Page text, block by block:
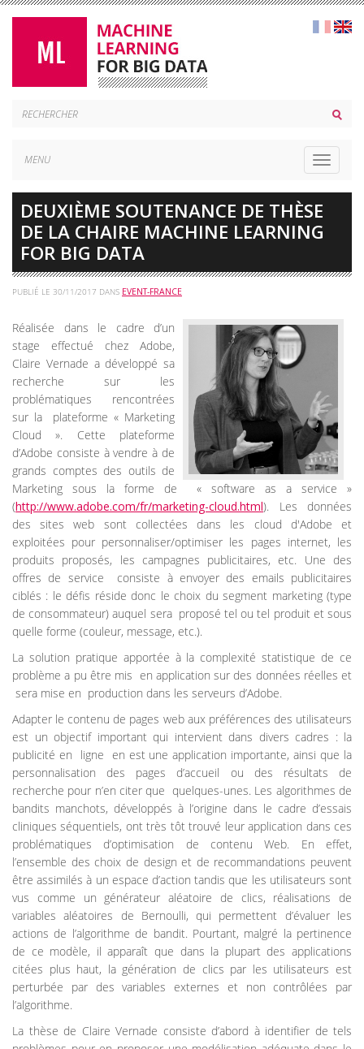
Toggle
MENU
DEUXIÈME SOUTENANCE DE THÈSE
DE LA CHAIRE MACHINE LEARNING
FOR BIG DATA
PUBLIÉ LE 30/11/2017 DANS EVENT-FRANCE
Réalisée dans le cadre d’un
stage effectué chez Adobe,
Claire Vernade a développé sa
recherche sur les
problématiques rencontrées
sur la plateforme « Marketing
Cloud ». Cette plateforme
d’Adobe consiste à vendre à de
grands comptes des outils de
Marketing sous la forme de « software as a service »
(http://www.adobe.com/fr/marketing-cloud.html). Les données
des sites web sont collectées dans les cloud d'Adobe et
exploitées pour personnaliser/optimiser les pages internet, les
produits proposés, les campagnes publicitaires, etc. Une des
offres de service consiste à envoyer des emails publicitaires
ciblés : le défis réside donc le choix du segment marketing (type
de consommateur) auquel sera proposé tel ou tel produit et sous
quelle forme (couleur, message, etc.).
La solution pratique apportée à la complexité statistique de ce
problème a pu être mis en application sur des données réelles et
sera mise en production dans les serveurs d’Adobe.
Adapter le contenu de pages web aux préférences des utilisateurs
est un objectif important qui intervient dans divers cadres : la
publicité en ligne en est une application importante, ainsi que la
personnalisation des pages d’accueil ou des résultats de
recherche pour n’en citer que quelques-unes. Les algorithmes de
bandits manchots, développés à l’origine dans le cadre d’essais
cliniques séquentiels, ont très tôt trouvé leur application dans ces
problématiques d’optimisation de contenu Web. En effet,
l’ensemble des choix de design et de recommandations peuvent
être assimilés à un espace d’action tandis que les utilisateurs sont
vus comme un générateur aléatoire de clics, réalisations de
variables aléatoires de Bernoulli, qui permettent d’évaluer les
actions de l’algorithme de bandit. Pourtant, malgré la pertinence
de ce modèle, il apparaît que dans la plupart des applications
citées plus haut, la génération de clics par les utilisateurs est
perturbée par des variables externes et non contrôlées par
l’algorithme.
La thèse de Claire Vernade consiste d’abord à identifier de tels